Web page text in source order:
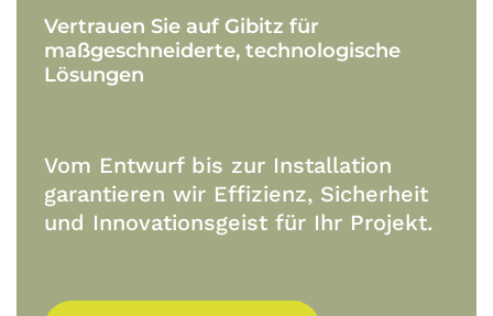
Vertrauen Sie auf Gibitz für
maßgeschneiderte, technologische
Lösungen
Vom Entwurf bis zur Installation
garantieren wir Effizienz, Sicherheit
und Innovationsgeist für Ihr Projekt.